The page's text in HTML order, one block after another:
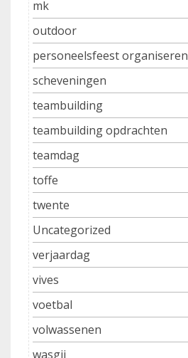
mk
outdoor
personeelsfeest organiseren
scheveningen
teambuilding
teambuilding opdrachten
teamdag
toffe
twente
Uncategorized
verjaardag
vives
voetbal
volwassenen
wasgij